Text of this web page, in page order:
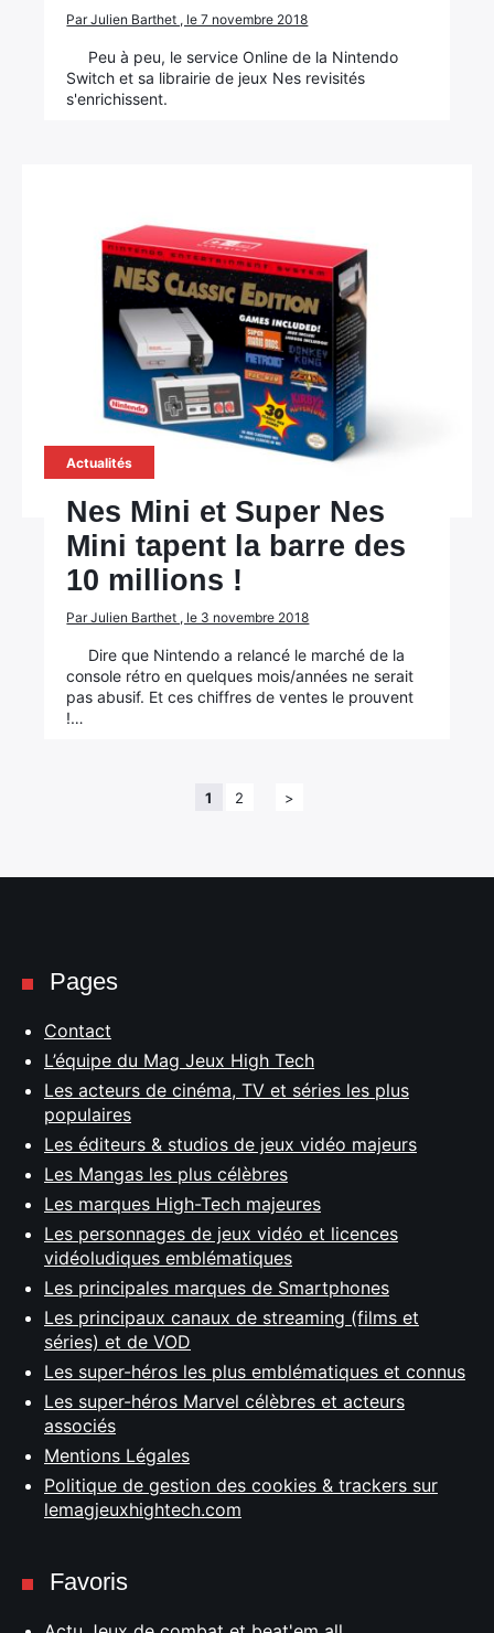
Par Julien Barthet , le 7 novembre 2018
Peu à peu, le service Online de la Nintendo
Switch et sa librairie de jeux Nes revisités
s'enrichissent.
Actualités
Nes Mini et Super Nes
Mini tapent la barre des
10 millions !
Par Julien Barthet , le 3 novembre 2018
Dire que Nintendo a relancé le marché de la
console rétro en quelques mois/années ne serait
pas abusif. Et ces chiffres de ventes le prouvent
!…
1 2 >
Pages
Contact
L’équipe du Mag Jeux High Tech
Les acteurs de cinéma, TV et séries les plus
populaires
Les éditeurs & studios de jeux vidéo majeurs
Les Mangas les plus célèbres
Les marques High-Tech majeures
Les personnages de jeux vidéo et licences
vidéoludiques emblématiques
Les principales marques de Smartphones
Les principaux canaux de streaming (films et
séries) et de VOD
Les super-héros les plus emblématiques et connus
Les super-héros Marvel célèbres et acteurs
associés
Mentions Légales
Politique de gestion des cookies & trackers sur
lemagjeuxhightech.com
Favoris